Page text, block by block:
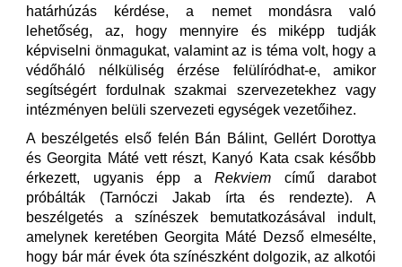
határhúzás kérdése, a nemet mondásra való
lehetőség, az, hogy mennyire és miképp tudják
képviselni önmagukat, valamint az is téma volt, hogy a
védőháló nélküliség érzése felülíródhat-e, amikor
segítségért fordulnak szakmai szervezetekhez vagy
intézményen belüli szervezeti egységek vezetőihez.
A beszélgetés első felén Bán Bálint, Gellért Dorottya
és Georgita Máté vett részt, Kanyó Kata csak később
érkezett, ugyanis épp a Rekviem című darabot
próbálták (Tarnóczi Jakab írta és rendezte). A
beszélgetés a színészek bemutatkozásával indult,
amelynek keretében Georgita Máté Dezső elmesélte,
hogy bár már évek óta színészként dolgozik, az alkotói